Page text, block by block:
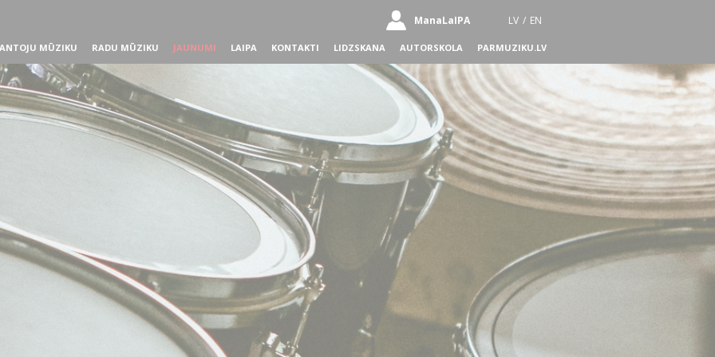
ManaLaIPA LV / EN
MŪZIKU RADU MŪZIKU JAUNUMI LAIPA KONTAKTI LIDZSKANA AUTORSKOLA PARMUZIKU.LV